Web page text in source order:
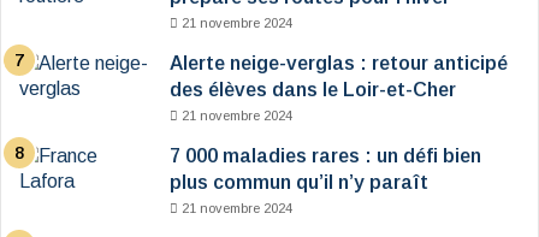
21 novembre 2024
Alerte neige-verglas : retour anticipé
des élèves dans le Loir-et-Cher
21 novembre 2024
7 000 maladies rares : un défi bien
plus commun qu’il n’y paraît
21 novembre 2024